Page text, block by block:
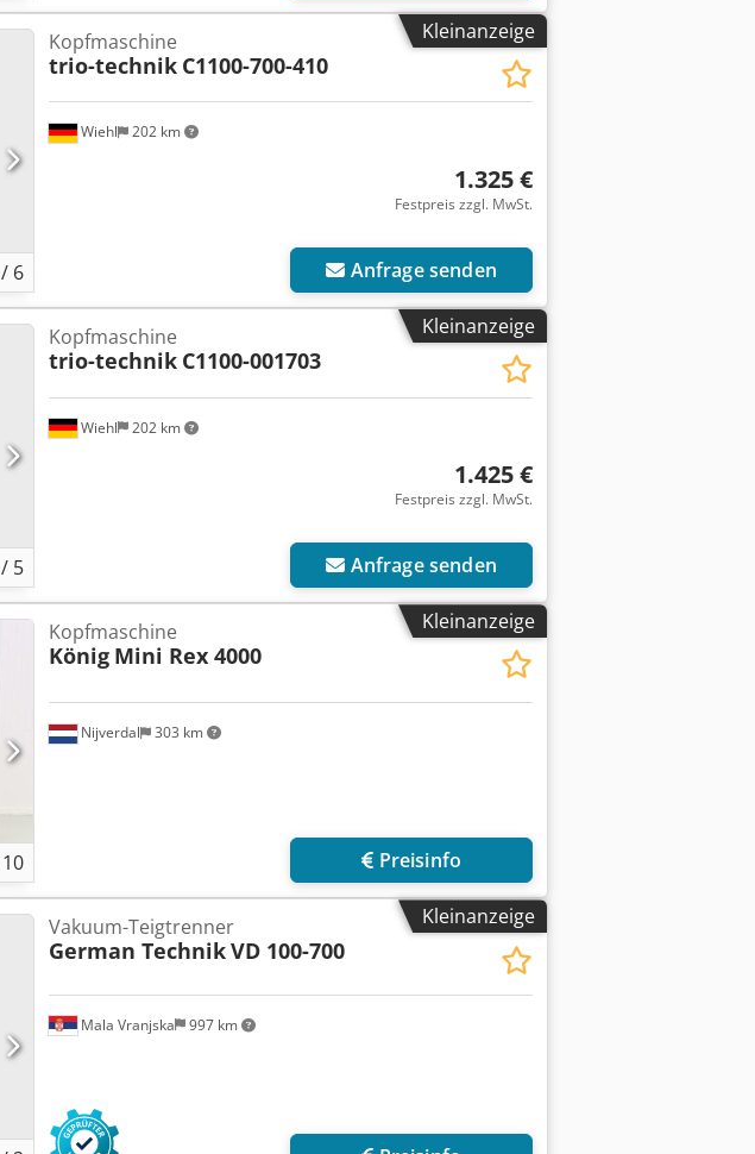
Kleinanzeige
/ 6
Wiehl 202 km
Kopfmaschine
trio-technik C1100-700-410
1.325 €
Festpreis zzgl. MwSt.
Anfrage senden
Kleinanzeige
/ 5
Wiehl 202 km
Kopfmaschine
trio-technik C1100-001703
1.425 €
Festpreis zzgl. MwSt.
Anfrage senden
Kleinanzeige
10
Nijverdal 303 km
Kopfmaschine
König Mini Rex 4000
Preisinfo
Kleinanzeige
Mala Vranjska 997 km
Vakuum-Teigtrenner
German TechnikVD 100-700